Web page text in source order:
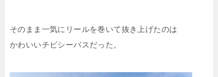
そのまま一気にリールを巻いて抜き上げたのは
かわいいチビシーバスだった。